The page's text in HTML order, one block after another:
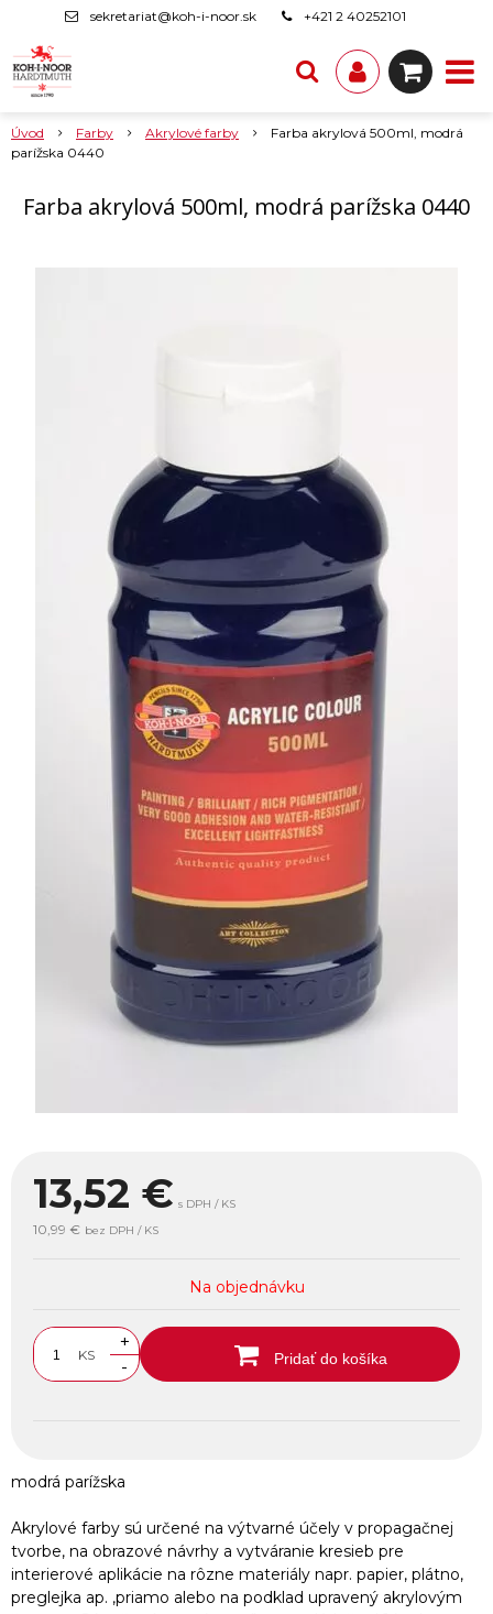
sekretariat@koh-i-noor.sk +421 2 40252101
Úvod Farby Akrylové farby
Farba akrylová 500ml, modrá
parížska 0440
Farba akrylová 500ml, modrá parížska 0440
13,52 € s DPH / KS
10,99 € bez DPH / KS
Na objednávku
KS
+
-
Pridať do košíka
modrá parížska
Akrylové farby sú určené na výtvarné účely v propagačnej
tvorbe, na obrazové návrhy a vytváranie kresieb pre
interierové aplikácie na rôzne materiály napr. papier, plátno,
preglejka ap. ,priamo alebo na podklad upravený akrylovým